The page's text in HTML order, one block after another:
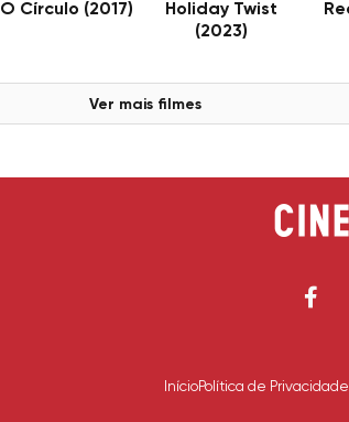
O Círculo (2017)
Holiday Twist
(2023)
Ver mais filmes
InícioPolítica de Privacidade